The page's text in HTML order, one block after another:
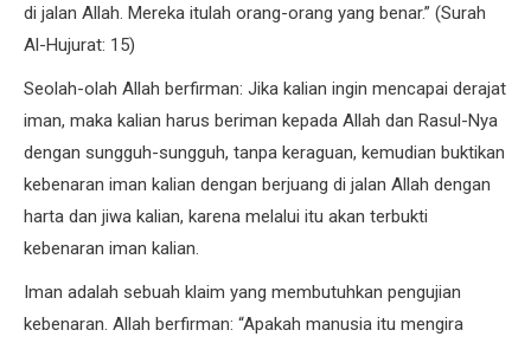
di jalan Allah. Mereka itulah orang-orang yang benar.” (Surah
Al-Hujurat: 15)
Seolah-olah Allah berfirman: Jika kalian ingin mencapai derajat
iman, maka kalian harus beriman kepada Allah dan Rasul-Nya
dengan sungguh-sungguh, tanpa keraguan, kemudian buktikan
kebenaran iman kalian dengan berjuang di jalan Allah dengan
harta dan jiwa kalian, karena melalui itu akan terbukti
kebenaran iman kalian.
Iman adalah sebuah klaim yang membutuhkan pengujian
kebenaran. Allah berfirman: “Apakah manusia itu mengira